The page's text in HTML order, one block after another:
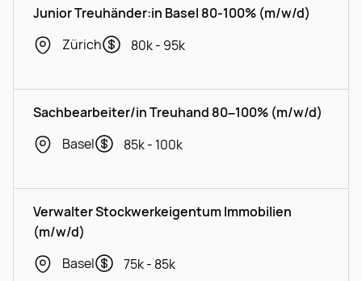
Junior Treuhänder:in Basel 80-100% (m/w/d)
Zürich
80k - 95k
Sachbearbeiter/in Treuhand 80–100% (m/w/d)
Basel
85k - 100k
Verwalter Stockwerkeigentum Immobilien
(m/w/d)
Basel
75k - 85k